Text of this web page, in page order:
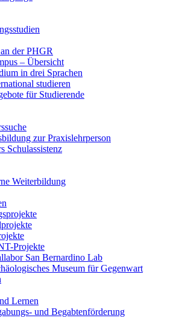
der PHGR
– Übersicht
in drei Sprachen
studieren
für Studierende
zur Praxislehrperson
Schulassistenz
Weiterbildung
Projekte
San Bernardino Lab
Museum für Gegenwart
Lernen
und Begabtenförderung